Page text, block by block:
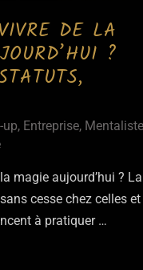
DE LA
?
up, Entreprise, Mentaliste
magie aujourd’hui ? La
cesse chez celles et
à pratiquer …